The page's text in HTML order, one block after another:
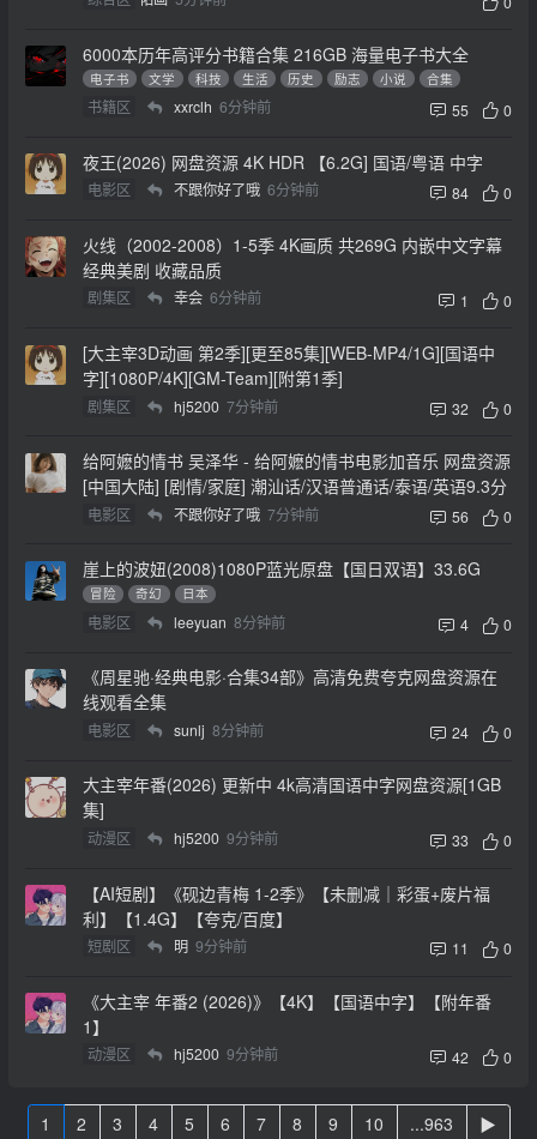
6000本历年高评分书籍合集 216GB 海量电子书大全
电子书 文学 科技 生活 历史 励志 小说 合集
书籍区 xxrclh 6分钟前 55 0
夜王(2026) 网盘资源 4K HDR 【6.2G] 国语/粤语 中字
电影区 不跟你好了哦 6分钟前 84 0
火线（2002-2008）1-5季 4K画质 共269G 内嵌中文字幕
经典美剧 收藏品质
剧集区 幸会 6分钟前 1 0
[大主宰3D动画 第2季][更至85集][WEB-MP4/1G][国语中
字][1080P/4K][GM-Team][附第1季]
剧集区 hj5200 7分钟前 32 0
给阿嬷的情书 吴泽华 - 给阿嬷的情书电影加音乐 网盘资源
[中国大陆] [剧情/家庭] 潮汕话/汉语普通话/泰语/英语9.3分
电影区 不跟你好了哦 7分钟前 56 0
崖上的波妞(2008)1080P蓝光原盘【国日双语】33.6G
冒险 奇幻 日本
电影区 leeyuan 8分钟前 4 0
《周星驰·经典电影·合集34部》高清免费夸克网盘资源在
线观看全集
电影区 sunlj 8分钟前 24 0
大主宰年番(2026) 更新中 4k高清国语中字网盘资源[1GB
集]
动漫区 hj5200 9分钟前 33 0
【AI短剧】《砚边青梅 1-2季》【未删减｜彩蛋+废片福
利】【1.4G】【夸克/百度】
短剧区 明 9分钟前 11 0
《大主宰 年番2 (2026)》【4K】【国语中字】【附年番
1】
动漫区 hj5200 9分钟前 42 0
1 2 3 4 5 6 7 8 9 10 ...963 ▶